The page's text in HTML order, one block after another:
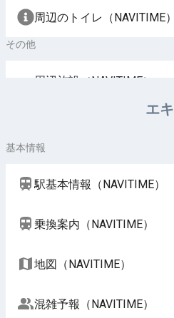
周辺のトイレ（NAVITIME）
その他
周辺施設（NAVITIME）
エキ
基本情報
駅基本情報（NAVITIME）
乗換案内（NAVITIME）
地図（NAVITIME）
混雑予報（NAVITIME）